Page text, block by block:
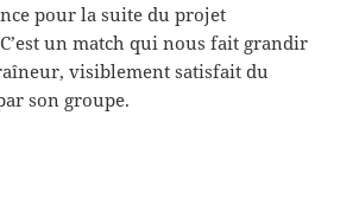
pour la suite du projet
un match qui nous fait grandir
visiblement satisfait du
son groupe.